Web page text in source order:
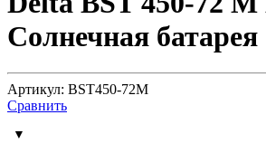
Солнечная батарея
Артикул: BST450-72M
Сравнить